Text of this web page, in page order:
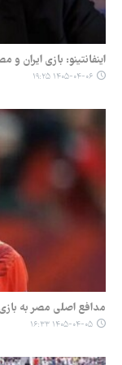
اینفانتینو: بازی ایران
۱۴۰۵-۰۴-۰۶ ۱۹:۲۵
مدافع اصلی مصر به بازی
۱۴۰۵-۰۴-۰۵ ۱۶:۳۳